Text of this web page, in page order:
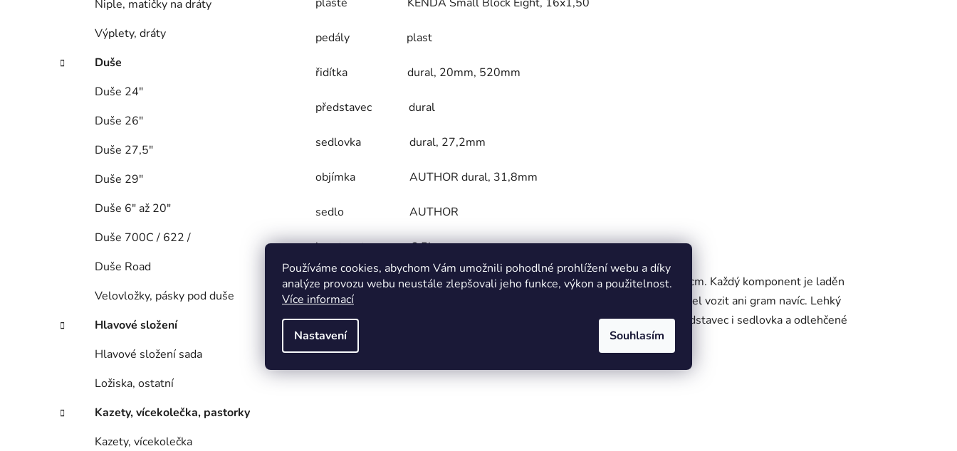
Používáme cookies, abychom Vám umožnili pohodlné prohlížení webu a díky
analýze provozu webu neustále zlepšovali jeho funkce, výkon a použitelnost.
Více informací
Nastavení Souhlasím
Niple, matičky na dráty
Výplety, dráty
Duše
Duše 24"
Duše 26"
Duše 27,5"
Duše 29"
Duše 6" až 20"
Duše 700C / 622 /
Duše Road
Velovložky, pásky pod duše
Hlavové složení
Hlavové složení sada
Ložiska, ostatní
Kazety, vícekolečka, pastorky
Kazety, vícekolečka
pedály plast
řidítka dural, 20mm, 520mm
představec dural
sedlovka dural, 27,2mm
objímka AUTHOR dural, 31,8mm
sedlo AUTHOR
hmotnost 6,5kg
Lehké kolo AUTHOR Record ve velikosti 16" pro děti s výškou 100–125 cm. Každý komponent je laděn
do detailu, aby měl malý jezdec maximální pocit stability a zároveň nemusel vozit ani gram navíc. Lehký
duralový rám a vidlice, ergonomicky upravené V brzdy, lehký duralový představec i sedlovka a odlehčené
pláště Kenda.